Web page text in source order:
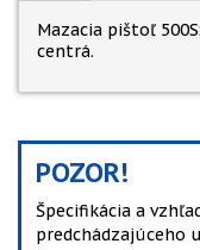
Mazacia pištoľ
centrá.
POZOR!
Špecifikácia a
predchádzajúceho